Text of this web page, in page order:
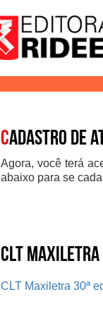
Cadastro de
Agora, você terá
abaixo para se
CLT Maxiletra
CLT Maxiletra 30ª